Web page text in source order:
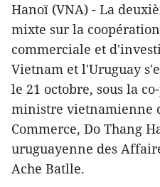
Hanoï (VNA) - La
mixte sur la
commerciale et
Vietnam et l'Uruguay
le 21 octobre, sous la
ministre vietnamienne
Commerce, Do Thang
uruguayenne des
Ache Batlle.